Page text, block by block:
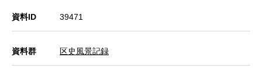
資料ID 39471
資料群 区史風景記録